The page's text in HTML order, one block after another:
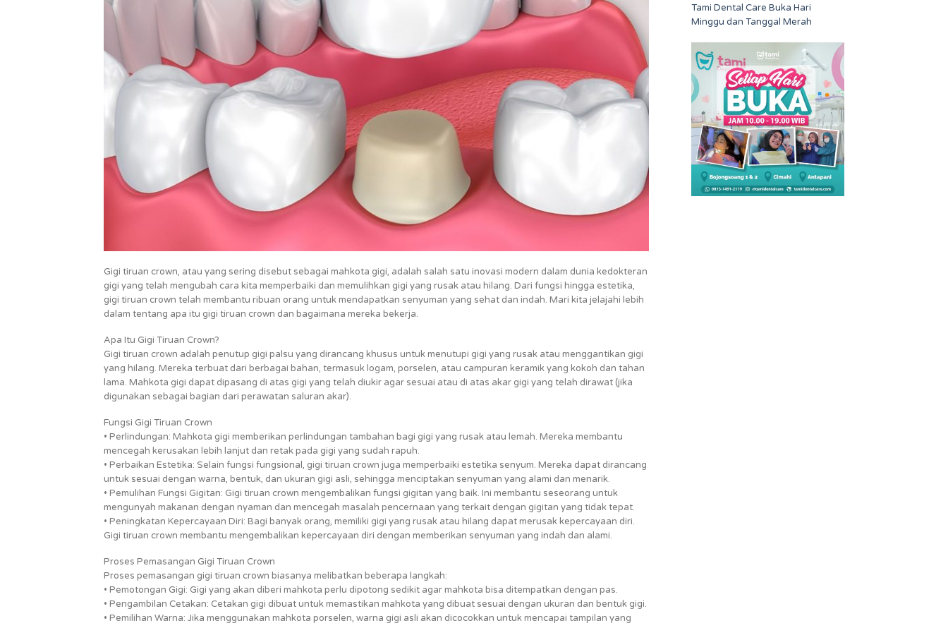
Gigi tiruan crown, atau yang sering disebut sebagai mahkota gigi, adalah salah satu inovasi modern dalam dunia kedokteran
gigi yang telah mengubah cara kita memperbaiki dan memulihkan gigi yang rusak atau hilang. Dari fungsi hingga estetika,
gigi tiruan crown telah membantu ribuan orang untuk mendapatkan senyuman yang sehat dan indah. Mari kita jelajahi lebih
dalam tentang apa itu gigi tiruan crown dan bagaimana mereka bekerja.
Apa Itu Gigi Tiruan Crown?
Gigi tiruan crown adalah penutup gigi palsu yang dirancang khusus untuk menutupi gigi yang rusak atau menggantikan gigi
yang hilang. Mereka terbuat dari berbagai bahan, termasuk logam, porselen, atau campuran keramik yang kokoh dan tahan
lama. Mahkota gigi dapat dipasang di atas gigi yang telah diukir agar sesuai atau di atas akar gigi yang telah dirawat (jika
digunakan sebagai bagian dari perawatan saluran akar).
Fungsi Gigi Tiruan Crown
• Perlindungan: Mahkota gigi memberikan perlindungan tambahan bagi gigi yang rusak atau lemah. Mereka membantu
mencegah kerusakan lebih lanjut dan retak pada gigi yang sudah rapuh.
• Perbaikan Estetika: Selain fungsi fungsional, gigi tiruan crown juga memperbaiki estetika senyum. Mereka dapat dirancang
untuk sesuai dengan warna, bentuk, dan ukuran gigi asli, sehingga menciptakan senyuman yang alami dan menarik.
• Pemulihan Fungsi Gigitan: Gigi tiruan crown mengembalikan fungsi gigitan yang baik. Ini membantu seseorang untuk
mengunyah makanan dengan nyaman dan mencegah masalah pencernaan yang terkait dengan gigitan yang tidak tepat.
• Peningkatan Kepercayaan Diri: Bagi banyak orang, memiliki gigi yang rusak atau hilang dapat merusak kepercayaan diri.
Gigi tiruan crown membantu mengembalikan kepercayaan diri dengan memberikan senyuman yang indah dan alami.
Proses Pemasangan Gigi Tiruan Crown
Proses pemasangan gigi tiruan crown biasanya melibatkan beberapa langkah:
• Pemotongan Gigi: Gigi yang akan diberi mahkota perlu dipotong sedikit agar mahkota bisa ditempatkan dengan pas.
• Pengambilan Cetakan: Cetakan gigi dibuat untuk memastikan mahkota yang dibuat sesuai dengan ukuran dan bentuk gigi.
• Pemilihan Warna: Jika menggunakan mahkota porselen, warna gigi asli akan dicocokkan untuk mencapai tampilan yang
Tami Dental Care Buka Hari
Minggu dan Tanggal Merah